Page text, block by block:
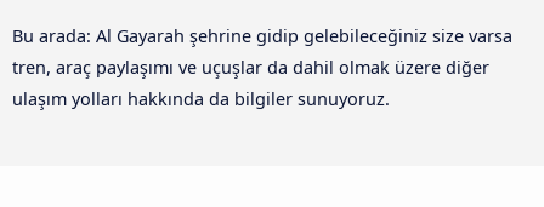
Bu arada: Al Gayarah şehrine gidip gelebileceğiniz size varsa
tren, araç paylaşımı ve uçuşlar da dahil olmak üzere diğer
ulaşım yolları hakkında da bilgiler sunuyoruz.